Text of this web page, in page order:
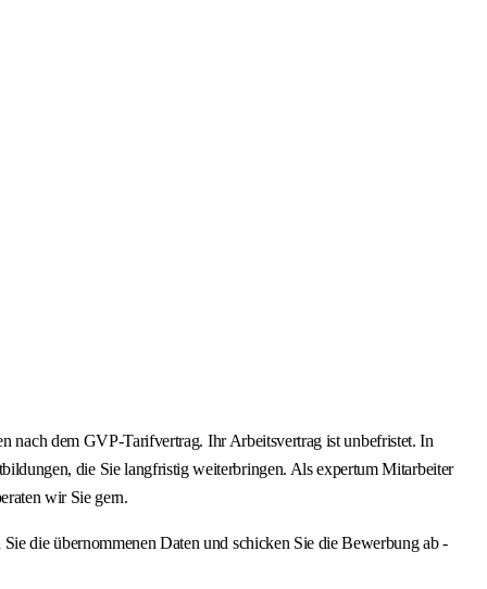
dem GVP-Tarifvertrag. Ihr Arbeitsvertrag ist unbefristet. In
die Sie langfristig weiterbringen. Als expertum Mitarbeiter
wir Sie gern.
die übernommenen Daten und schicken Sie die Bewerbung ab -